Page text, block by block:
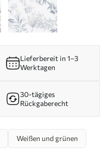
Lieferbereit in 1–3
Werktagen
30-tägiges
Rückgaberecht
Weißen und grünen